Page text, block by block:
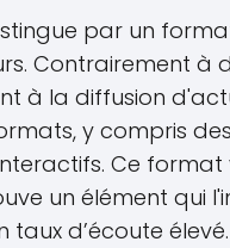
par un
Contrairement à
à la diffusion
y compris
Ce
un élément qui
taux d’écoute élevé.